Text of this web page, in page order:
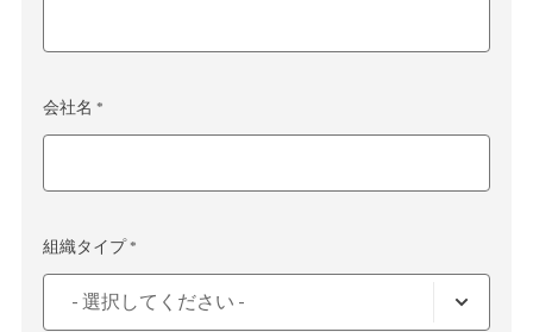
会社名 *
組織タイプ *